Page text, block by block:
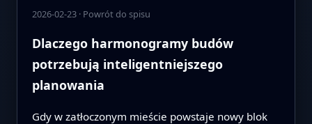
2026-02-23· Powrót do spisu
Dlaczego harmonogramy budów
potrzebują inteligentniejszego
planowania
Gdy w zatłoczonym mieście powstaje nowy blok